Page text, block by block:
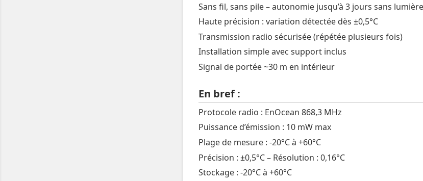
Sans fil, sans pile – autonomie jusqu’à 3 jours sans lumière
Haute précision : variation détectée dès ±0,5°C
Transmission radio sécurisée (répétée plusieurs fois)
Installation simple avec support inclus
Signal de portée ~30 m en intérieur
En bref :
Protocole radio : EnOcean 868,3 MHz
Puissance d’émission : 10 mW max
Plage de mesure : -20°C à +60°C
Précision : ±0,5°C – Résolution : 0,16°C
Stockage : -20°C à +60°C